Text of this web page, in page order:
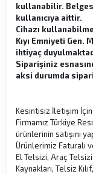
kullanabilir.
kullanıcıya aittir.
Cihazı
Kıyı Emniyeti
ihtiyaç
Siparişiniz
aksi durumda
Kesintisiz İletişim
Firmamız Türkiye
ürünlerinin satışını
Ürünlerimiz Faturalı
El Telsizi, Araç
Kaynakları, Telsiz